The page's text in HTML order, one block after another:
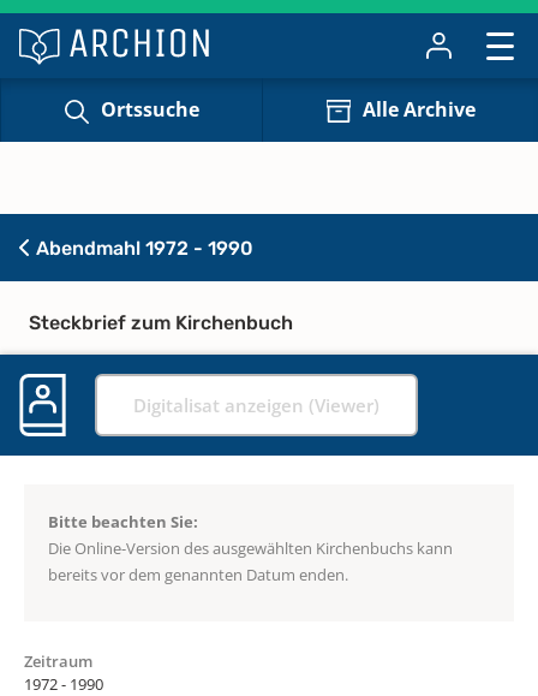
Ortssuche Alle Archive
Abendmahl 1972 - 1990
Steckbrief zum Kirchenbuch
Digitalisat anzeigen (Viewer)
Bitte beachten Sie:
Die Online-Version des ausgewählten Kirchenbuchs kann
bereits vor dem genannten Datum enden.
Zeitraum
1972 - 1990